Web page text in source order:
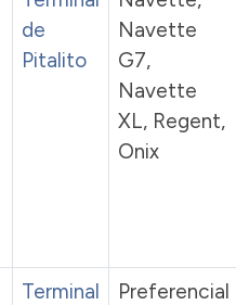
de
Pitalito
Navette
G7,
Navette
XL, Regent,
Onix
Terminal
Preferencial